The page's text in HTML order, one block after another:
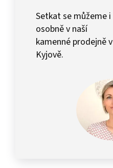
Setkat se můžeme i
osobně v naší
kamenné prodejně v
Kyjově.